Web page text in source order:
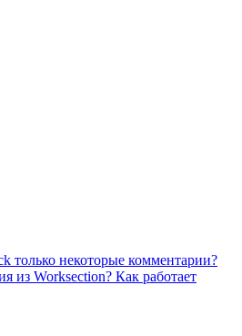
только некоторые комментарии?
из Worksection? Как работает